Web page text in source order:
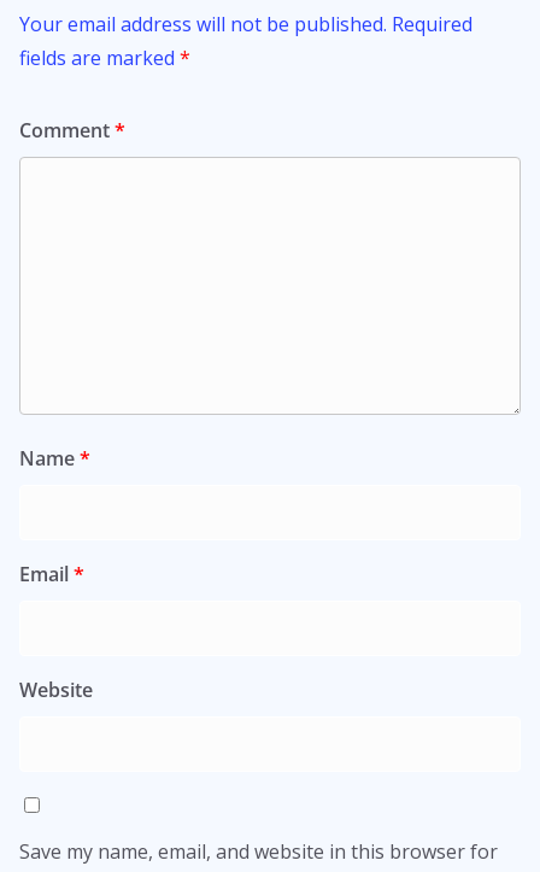
Your email address will not be published. Required
fields are marked *
Comment*
Name*
Email*
Website
Save my name, email, and website in this browser for